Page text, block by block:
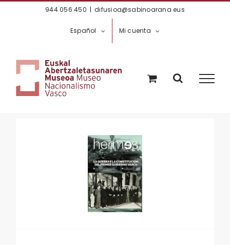
944 056 450 | difusioa@sabinoarana.eus
Español Mi cuenta